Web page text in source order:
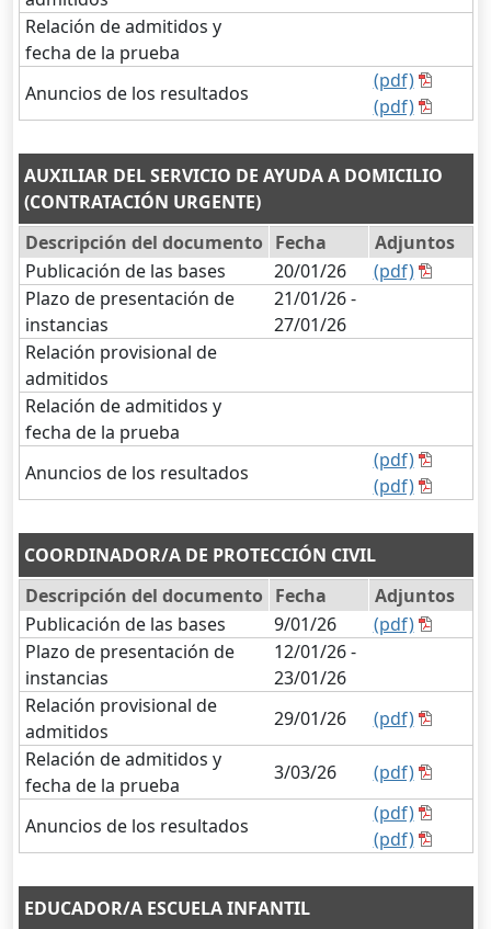
Relación de admitidos y
fecha de la prueba
Anuncios de los resultados
(pdf)
(pdf)
AUXILIAR DEL SERVICIO DE AYUDA A DOMICILIO
(CONTRATACIÓN URGENTE)
Descripción del documento Fecha
Adjuntos
Publicación de las bases
20/01/26
(pdf)
Plazo de presentación de
instancias
21/01/26 -
27/01/26
Relación provisional de
admitidos
Relación de admitidos y
fecha de la prueba
Anuncios de los resultados
(pdf)
(pdf)
COORDINADOR/A DE PROTECCIÓN CIVIL
Descripción del documento Fecha
Adjuntos
Publicación de las bases
9/01/26
(pdf)
Plazo de presentación de
instancias
12/01/26 -
23/01/26
Relación provisional de
admitidos
29/01/26
(pdf)
Relación de admitidos y
fecha de la prueba
3/03/26 (pdf)
Anuncios de los resultados
(pdf)
(pdf)
EDUCADOR/A ESCUELA INFANTIL